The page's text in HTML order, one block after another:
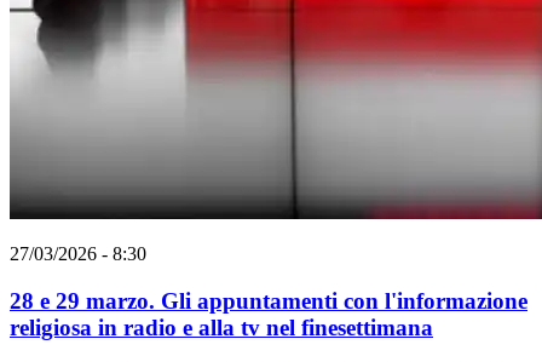
27/03/2026 - 8:30
28 e 29 marzo. Gli appuntamenti con l'informazione
religiosa in radio e alla tv nel finesettimana